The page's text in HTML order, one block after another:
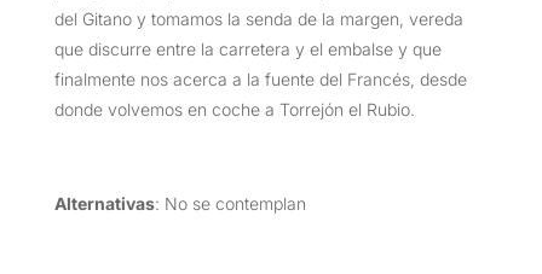
del Gitano y tomamos la senda de la margen, vereda
que discurre entre la carretera y el embalse y que
finalmente nos acerca a la fuente del Francés, desde
donde volvemos en coche a Torrejón el Rubio.
Alternativas: No se contemplan